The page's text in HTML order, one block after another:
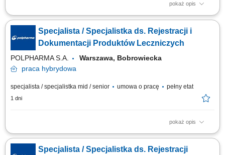
pokaż opis
Twoje zadania: prowadzenie procesów rejestracyjnych suplementów
diety, wyrobów medycznych oraz kosmetyków, przygotowywanie,
weryfikacja i aktualizacja dokumentacji wymaganej przepisami prawa,
nadzór nad dokumentacją techniczną wyrobów medycznych,
monitorowanie zmian regulacyjnych i ich...
Specjalista / Specjalistka ds. Rejestracji i
Dokumentacji Produktów Leczniczych
POLPHARMA S.A.
Warszawa, Bobrowiecka
praca hybrydowa
specjalista / specjalistka mid / senior umowa o pracę pełny etat
1 dni
pokaż opis
Zakres obowiązków: przygotowywanie i opracowywanie dokumentacji
rejestracyjnej produktów leczniczych, prowadzenie procesów
rejestracyjnych zgodnie z przyjętą strategią i wymogami prawa,
Specjalista / Specjalistka ds. Rejestracji